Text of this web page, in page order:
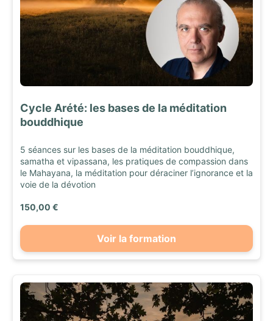
Cycle Arété: les bases de la méditation
bouddhique
5 séances sur les bases de la méditation bouddhique,
samatha et vipassana, les pratiques de compassion dans
le Mahayana, la méditation pour déraciner l’ignorance et la
voie de la dévotion
150,00 €
Voir la formation